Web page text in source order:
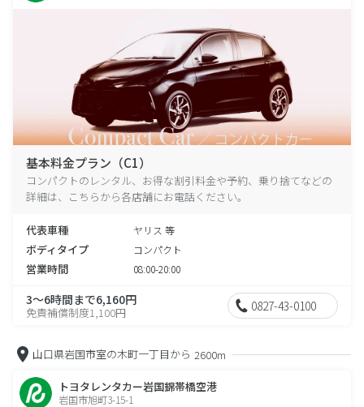
基本料金プラン（C1）
コンパクトのレンタル、お得な割引料金や予約、乗り捨てなどの
詳細は、こちらから各店舗にお電話ください。
代表車種 ヤリス 等
ボディタイプ コンパクト
営業時間 08:00-20:00
3～6時間まで6,160円
免責補償制度1,100円 0827-43-0100
山口県岩国市室の木町一丁目から 2600m
トヨタレンタカー岩国錦帯橋空港
岩国市旭町3-15-1